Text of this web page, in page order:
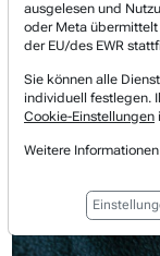
Home Lists &
Columbia
Columbia
ausgelesen und
oder Meta
der EU/des EWR
Sie können alle
individuell festlegen.
Cookie-Einstellungen
Weitere